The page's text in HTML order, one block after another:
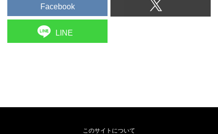
Facebook
LINE
このサイトについて